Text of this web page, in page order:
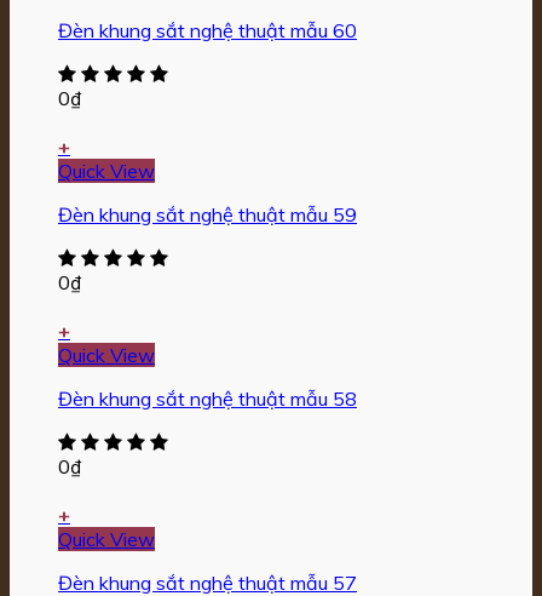
Đèn khung sắt nghệ thuật mẫu 60
0₫
+
Quick View
Đèn khung sắt nghệ thuật mẫu 59
0₫
+
Quick View
Đèn khung sắt nghệ thuật mẫu 58
0₫
+
Quick View
Đèn khung sắt nghệ thuật mẫu 57